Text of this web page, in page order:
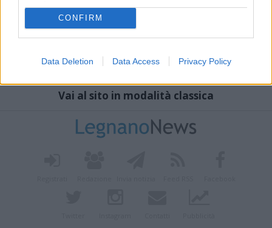
CONFIRM
Data Deletion Data Access Privacy Policy
Vai al sito in modalità classica